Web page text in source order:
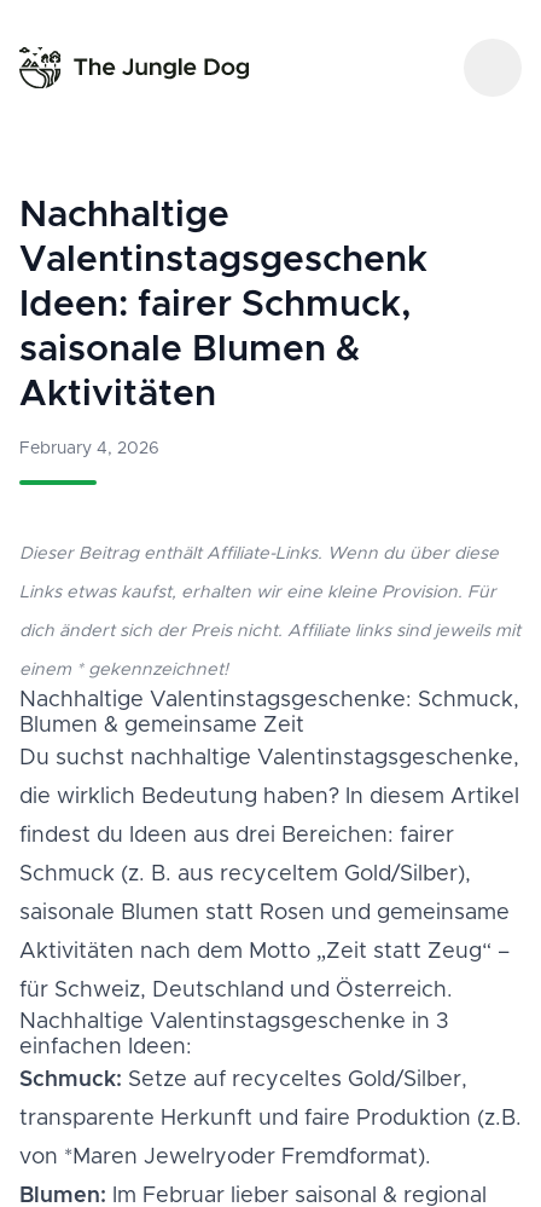
Nachhaltige
Valentinstagsgeschenk
Ideen: fairer Schmuck,
saisonale Blumen &
Aktivitäten
February 4, 2026
Dieser Beitrag enthält Affiliate-Links. Wenn du über diese
Links etwas kaufst, erhalten wir eine kleine Provision. Für
dich ändert sich der Preis nicht. Affiliate links sind jeweils mit
einem * gekennzeichnet!
Nachhaltige Valentinstagsgeschenke: Schmuck,
Blumen & gemeinsame Zeit
Du suchst nachhaltige Valentinstagsgeschenke,
die wirklich Bedeutung haben? In diesem Artikel
findest du Ideen aus drei Bereichen: fairer
Schmuck (z. B. aus recyceltem Gold/Silber),
saisonale Blumen statt Rosen und gemeinsame
Aktivitäten nach dem Motto „Zeit statt Zeug“ –
für Schweiz, Deutschland und Österreich.
Nachhaltige Valentinstagsgeschenke in 3
einfachen Ideen:
Schmuck: Setze auf recyceltes Gold/Silber,
transparente Herkunft und faire Produktion (z.B.
von *Maren Jewelryoder Fremdformat).
Blumen: Im Februar lieber saisonal & regional